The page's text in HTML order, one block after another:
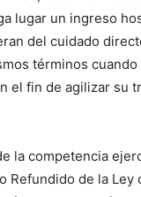
lugar un ingreso
del cuidado
términos
el fin de agilizar su
la competencia
de la